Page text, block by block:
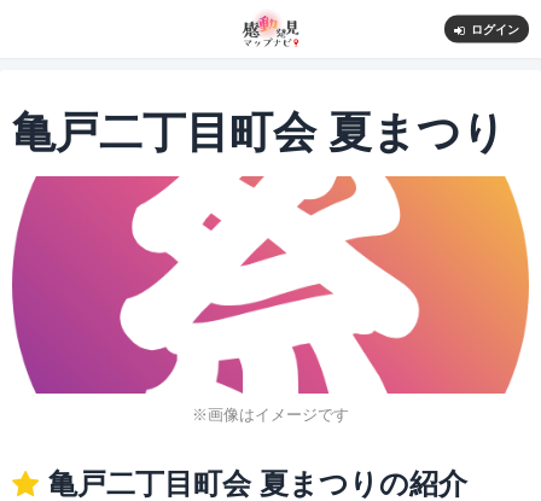
ログイン
亀戸二丁目町会 夏まつり
※画像はイメージです
亀戸二丁目町会 夏まつりの紹介